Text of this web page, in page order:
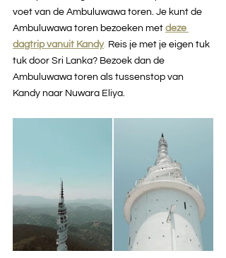
voet van de Ambuluwawa toren. Je kunt de
Ambuluwawa toren bezoeken met deze
dagtrip vanuit Kandy. Reis je met je eigen tuk
tuk door Sri Lanka? Bezoek dan de
Ambuluwawa toren als tussenstop van
Kandy naar Nuwara Eliya.